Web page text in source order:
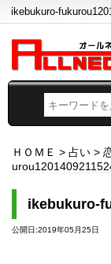
ikebukuro-
ＨＯＭＥ > 占い >
ikebukuro-
公開日:2019年05月25日